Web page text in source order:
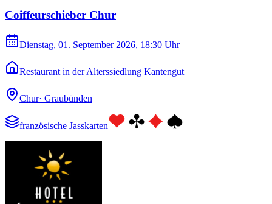
Coiffeurschieber Chur
Dienstag, 01. September 2026, 18:30 Uhr
Restaurant in der Alterssiedlung Kantengut
Chur· Graubünden
französische Jasskarten